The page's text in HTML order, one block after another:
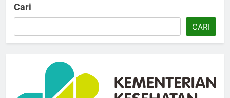
Cari
CARI